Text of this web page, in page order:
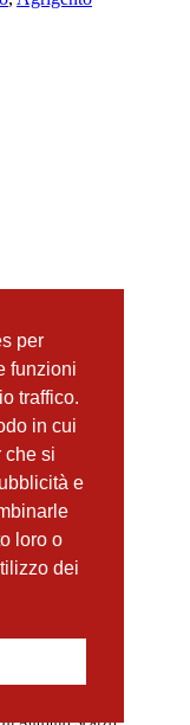
per
funzioni
traffico.
in cui
che si
e
loro o
dei